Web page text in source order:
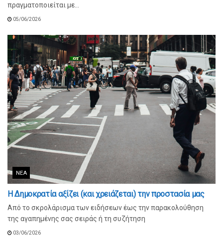
πραγματοποιείται με...
05/06/2026
ΝΈΑ
Η Δημοκρατία αξίζει (και χρειάζεται) την προστασία μας
Από το σκρολάρισμα των ειδήσεων έως την παρακολούθηση
της αγαπημένης σας σειράς ή τη συζήτηση
03/06/2026